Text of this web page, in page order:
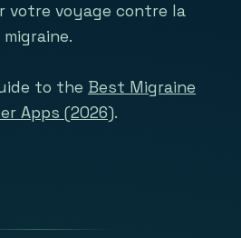
votre voyage contre la
migraine.
to the Best Migraine
Apps (2026).